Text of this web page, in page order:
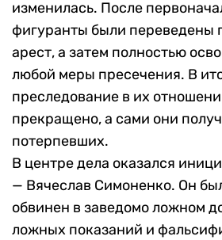
изменилась. После
фигуранты были переведены
арест, а затем полностью
любой меры пресечения. В
преследование в их
прекращено, а сами они
потерпевших.
В центре дела оказался
— Вячеслав Симоненко. Он
обвинен в заведомо ложном
ложных показаний и